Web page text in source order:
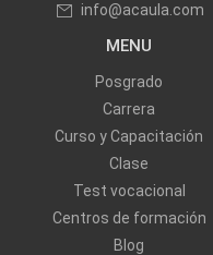
info@acaula.com
MENU
Posgrado
Carrera
Curso y Capacitación
Clase
Test vocacional
Centros de formación
Blog